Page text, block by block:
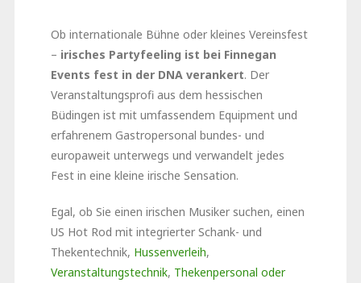
Ob internationale Bühne oder kleines Vereinsfest
– irisches Partyfeeling ist bei Finnegan
Events fest in der DNA verankert. Der
Veranstaltungsprofi aus dem hessischen
Büdingen ist mit umfassendem Equipment und
erfahrenem Gastropersonal bundes- und
europaweit unterwegs und verwandelt jedes
Fest in eine kleine irische Sensation.
Egal, ob Sie einen irischen Musiker suchen, einen
US Hot Rod mit integrierter Schank- und
Thekentechnik, Hussenverleih,
Veranstaltungstechnik, Thekenpersonal oder